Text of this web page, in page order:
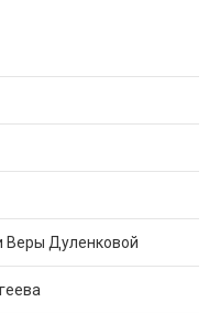
Веры Дуленковой